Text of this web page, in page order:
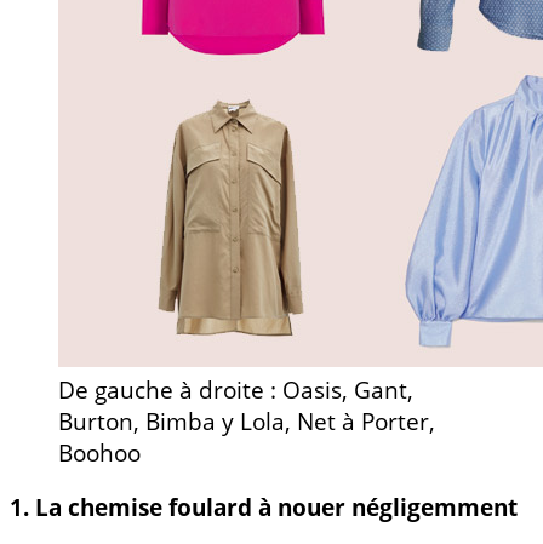
De gauche à droite : Oasis, Gant,
Burton, Bimba y Lola, Net à Porter,
Boohoo
1. La chemise foulard à nouer négligemment